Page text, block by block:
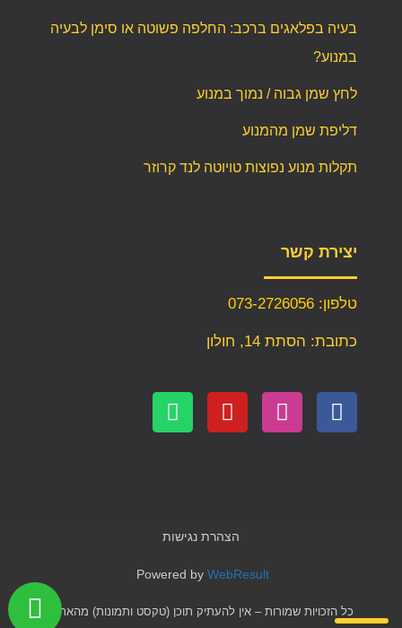
בעיה בפלאגים ברכב: החלפה פשוטה או סימן לבעיה
במנוע?
לחץ שמן גבוה / נמוך במנוע
דליפת שמן מהמנוע
תקלות מנוע נפוצות טויוטה לנד קרוזר
יצירת קשר
טלפון: 073-2726056
כתובת: הסתת 14, חולון
הצהרת נגישות
Powered by WebResult
כל הזכויות שמורות – אין להעתיק תוכן (טקסט ותמונות) מהאתר!